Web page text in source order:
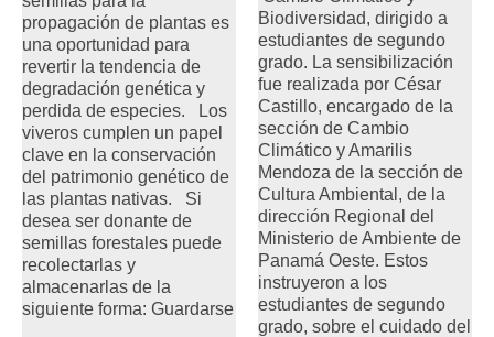
propagación de plantas es
una oportunidad para
revertir la tendencia de
degradación genética y
perdida de especies. Los
viveros cumplen un papel
clave en la conservación
del patrimonio genético de
las plantas nativas. Si
desea ser donante de
semillas forestales puede
recolectarlas y
almacenarlas de la
siguiente forma: Guardarse
Biodiversidad, dirigido a
estudiantes de segundo
grado. La sensibilización
fue realizada por César
Castillo, encargado de la
sección de Cambio
Climático y Amarilis
Mendoza de la sección de
Cultura Ambiental, de la
dirección Regional del
Ministerio de Ambiente de
Panamá Oeste. Estos
instruyeron a los
estudiantes de segundo
grado, sobre el cuidado del